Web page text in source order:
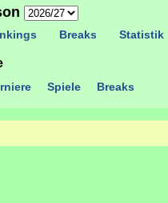
Breaks Statistik
Spiele Breaks